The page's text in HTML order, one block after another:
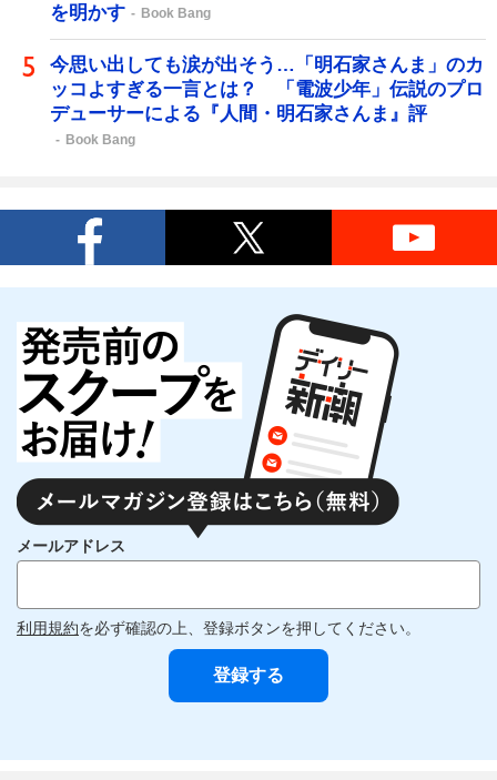
を明かす
Book Bang
今思い出しても涙が出そう…「明石家さんま」のカ
ッコよすぎる一言とは？ 「電波少年」伝説のプロ
デューサーによる『人間・明石家さんま』評
Book Bang
メールアドレス
利用規約を必ず確認の上、登録ボタンを押してください。